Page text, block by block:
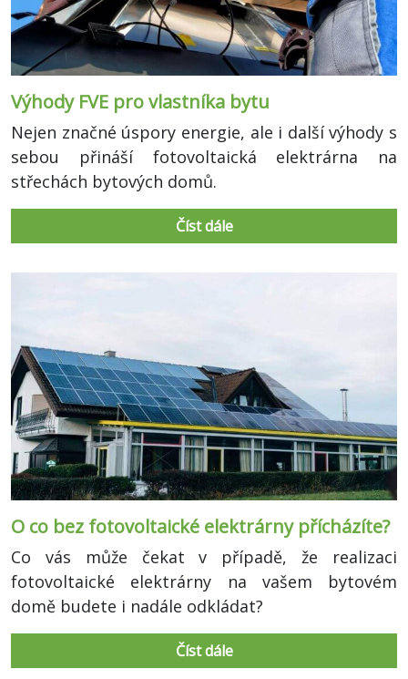
Výhody FVE pro vlastníka bytu
Nejen značné úspory energie, ale i další výhody s
sebou přináší fotovoltaická elektrárna na
střechách bytových domů.
Číst dále
O co bez fotovoltaické elektrárny přícházíte?
Co vás může čekat v případě, že realizaci
fotovoltaické elektrárny na vašem bytovém
domě budete i nadále odkládat?
Číst dále